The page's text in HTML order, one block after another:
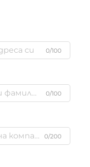
0/100
0/100
0/200